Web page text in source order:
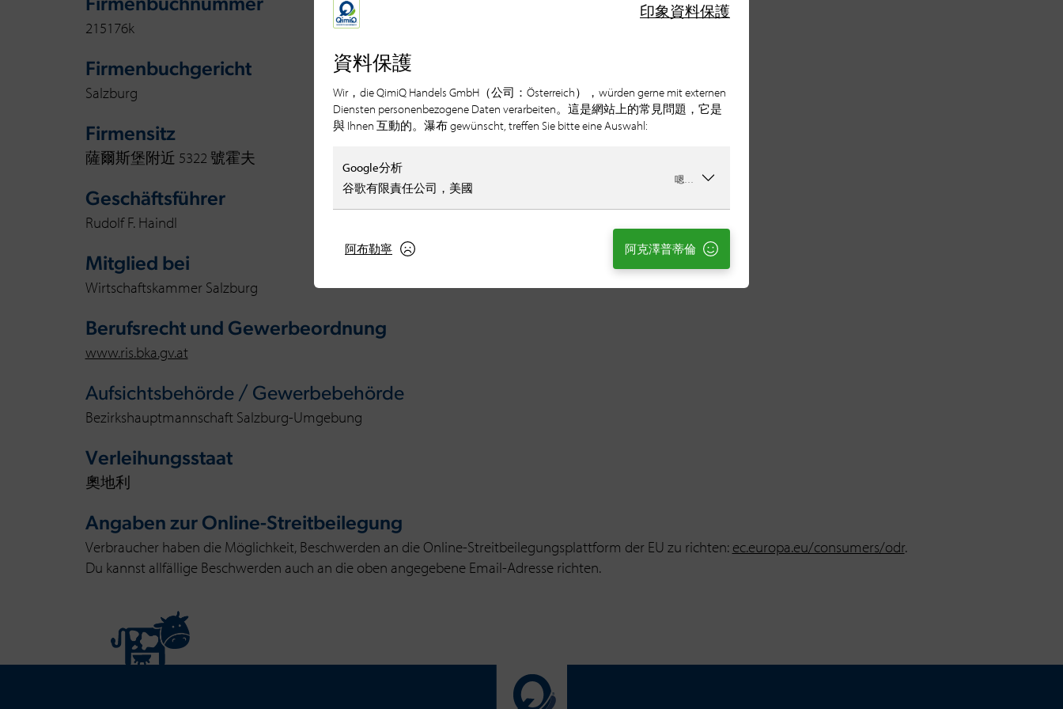
Firmenbuchnummer
215176k
Firmenbuchgericht
Salzburg
Firmensitz
薩爾斯堡附近 5322 號霍夫
Geschäftsführer
Rudolf F. Haindl
Mitglied bei
Wirtschaftskammer Salzburg
Berufsrecht und Gewerbeordnung
www.ris.bka.gv.at
Aufsichtsbehörde / Gewerbebehörde
Bezirkshauptmannschaft Salzburg-Umgebung
Verleihungsstaat
奧地利
Angaben zur Online-Streitbeilegung
Verbraucher haben die Möglichkeit, Beschwerden an die Online-Streitbeilegungsplattform der EU zu richten: ec.europa.eu/consumers/odr.
Du kannst allfällige Beschwerden auch an die oben angegebene Email-Adresse richten.
印象資料保護
資料保護
Wir，die QimiQ Handels GmbH（公司：Österreich），würden gerne mit externen
Diensten personenbezogene Daten verarbeiten。這是網站上的常見問題，它是
與 Ihnen 互動的。瀑布 gewünscht, treffen Sie bitte eine Auswahl:
Google分析
谷歌有限責任公司，美國
嗯…
阿布勒寧 阿克澤普蒂倫